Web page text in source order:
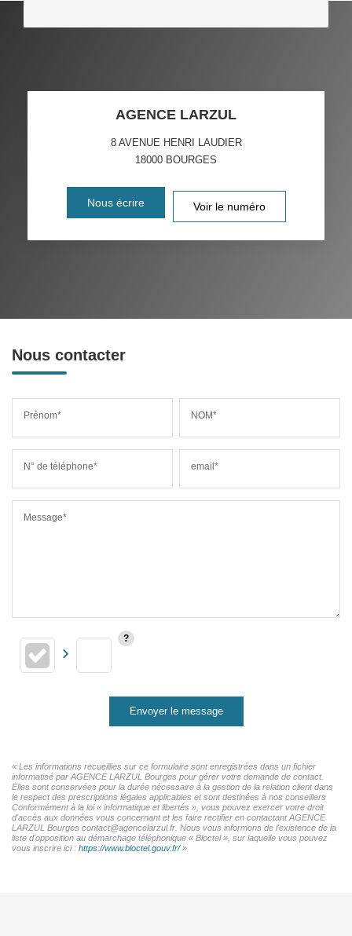
AGENCE LARZUL
8 AVENUE HENRI LAUDIER
18000 BOURGES
Nous écrire Voir le numéro
Nous contacter
Prénom* NOM*
N° de téléphone* email*
Message*
Envoyer le message
« Les informations recueillies sur ce formulaire sont enregistrées dans un fichier
informatisé par AGENCE LARZUL Bourges pour gérer votre demande de contact.
Elles sont conservées pour la durée nécessaire à la gestion de la relation client dans
le respect des prescriptions légales applicables et sont destinées à nos conseillers
Conformément à la loi « informatique et libertés », vous pouvez exercer votre droit
d'accès aux données vous concernant et les faire rectifier en contactant AGENCE
LARZUL Bourges contact@agencelarzul.fr. Nous vous informons de l'existence de la
liste d'opposition au démarchage téléphonique « Bloctel », sur laquelle vous pouvez
vous inscrire ici : https://www.bloctel.gouv.fr/»